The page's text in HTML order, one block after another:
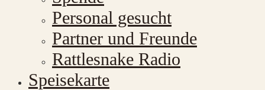
Personal gesucht
Partner und Freunde
Rattlesnake Radio
Speisekarte